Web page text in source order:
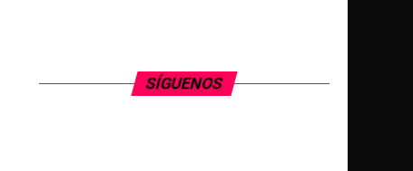
SÍGUENOS